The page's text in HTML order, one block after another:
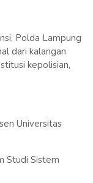
Polda Lampung
dari kalangan
kepolisian,
Universitas
Studi Sistem